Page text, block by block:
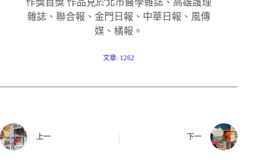
作獎首獎 作品見於北市醫學雜誌、高雄護理
雜誌、聯合報、金門日報、中華日報、風傳
媒、橘報。
文章: 1262
上一 下一